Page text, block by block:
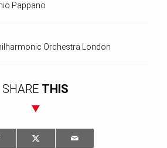
Pappano
Orchestra London
SHARE THIS